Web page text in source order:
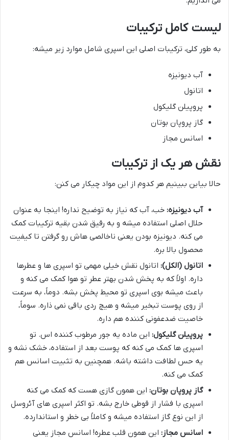
لیست کامل ترکیبات
به طور کلی، ترکیبات اصلی این اسپری شامل موارد زیر میشه:
آب دیونیزه
اتانول
پروپیلن گلیکول
گاز پروپان بوتان
اسانس مجاز
نقش هر یک از ترکیبات
حالا بیاین ببینیم هر کدوم از این مواد چیکار می کنن:
آب دیونیزه: خب، آب که نیاز به توضیح نداره! اینجا به عنوان
حلال اصلی استفاده میشه و به رقیق شدن بقیه ترکیبات کمک
می کنه. دیونیزه بودن یعنی ناخالصی هاش رو گرفتن تا کیفیت
محصول بالا بره.
اتانول (الکل): اتانول نقش خیلی مهمی تو اسپری ها و عطرها
داره. اولاً که به پخش شدن بهتر عطر تو هوا کمک می کنه و
باعث میشه بوی اسپری تو محیط پخش بشه. دوماً، به سرعت
از روی پوست تبخیر میشه و هیچ ردی باقی نمی ذاره. سوماً،
خاصیت ضدعفونی کننده هم داره.
پروپیلن گلیکول: این ماده یه جور مرطوب کننده اس. تو
اسپری ها کمک می کنه که پوست بعد از استفاده، خشک نشه و
یه حس لطافت داشته باشه. همچنین به تثبیت اسانس هم
کمک می کنه.
گاز پروپان بوتان: این همون گازی هست که کمک می کنه
اسپری با فشار از قوطی خارج بشه. تو اکثر اسپری های آئروسل
از این نوع گاز استفاده میشه و کاملاً بی خطر و استاندارده.
اسانس مجاز: این همون قلب عطره! اسانس مجاز یعنی